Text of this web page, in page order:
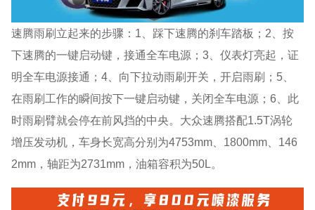
速腾雨刷立起来的步骤：1、踩下速腾的刹车踏板；2、按
下速腾的一键启动键，接通全车电源；3、仪表灯亮起，证
明全车电源接通；4、向下拉动雨刷开关，开启雨刷；5、
在雨刷工作的瞬间按下一键启动键，关闭全车电源；6、此
时雨刷臂就会停在前风挡的中央。大众速腾搭配1.5T涡轮
增压发动机，车身长宽高分别为4753mm、1800mm、146
2mm，轴距为2731mm，油箱容积为50L。